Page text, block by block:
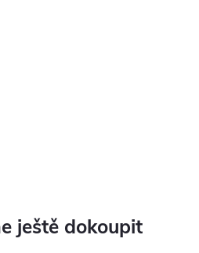
ještě dokoupit